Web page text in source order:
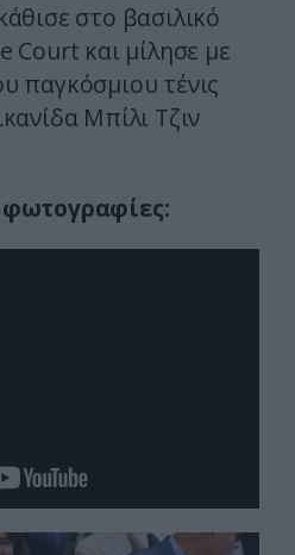
στο βασιλικό
Court και μίλησε με
παγκόσμιου τένις
Μπίλι Τζιν
φωτογραφίες: